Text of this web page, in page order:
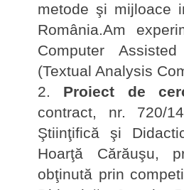
metode şi mijloace
România.Am
Computer
(Textual Analysis
Proiect de
contract, nr. 720/
Ştiinţifică şi
Hoarţă Cărăuşu,
obţinută prin